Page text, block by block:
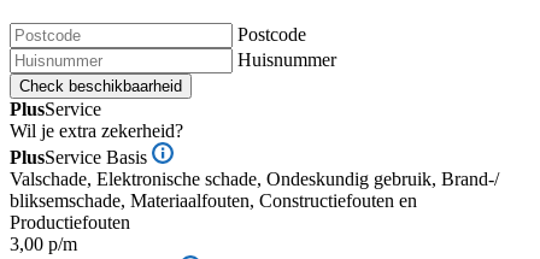
Postcode
Huisnummer
Check beschikbaarheid
PlusService
Wil je extra zekerheid?
PlusService Basis
Valschade, Elektronische schade, Ondeskundig gebruik, Brand-/
bliksemschade, Materiaalfouten, Constructiefouten en
Productiefouten
3,00 p/m